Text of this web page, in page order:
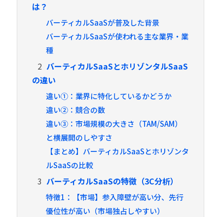
は？
バーティカルSaaSが普及した背景
バーティカルSaaSが使われる主な業界・業
種
2 バーティカルSaaSとホリゾンタルSaaS
の違い
違い①：業界に特化しているかどうか
違い②：競合の数
違い③：市場規模の大きさ（TAM/SAM）
と横展開のしやすさ
【まとめ】バーティカルSaaSとホリゾンタ
ルSaaSの比較
3 バーティカルSaaSの特徴（3C分析）
特徴1：【市場】参入障壁が高い分、先行
優位性が高い（市場独占しやすい）